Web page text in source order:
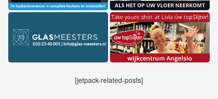
[jetpack-related-posts]